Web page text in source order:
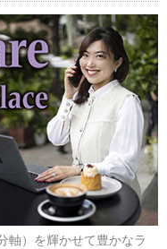
軸）を輝かせて豊かなラ